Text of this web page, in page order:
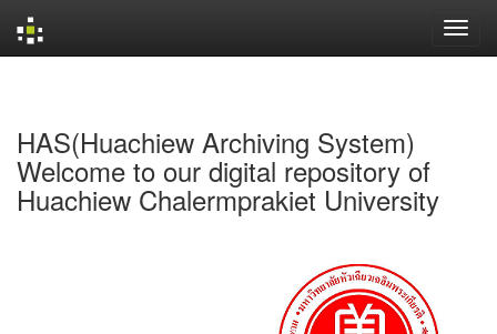
HAS(Huachiew Archiving System)
Welcome to our digital repository of
Huachiew Chalermprakiet University